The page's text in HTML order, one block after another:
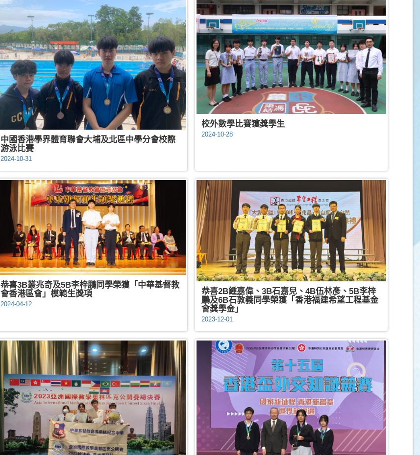
中國香港學界體育聯會大埔及北區中學分會校際
游泳比賽
2024-10-31
校外數學比賽獲獎學生
2024-10-28
恭喜3B叢兆奇及5B李梓鵬同學榮獲「中華基督教
會香港區會」模範生獎項
2024-04-12
恭喜2B鍾嘉偉、3B石嘉兒、4B伍林彥、5B李梓
鵬及6B石敦義同學榮獲「香港福建希望工程基金
會獎學金」
2023-12-01